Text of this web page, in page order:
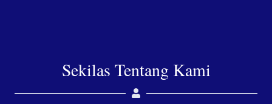
Sekilas Tentang Kami